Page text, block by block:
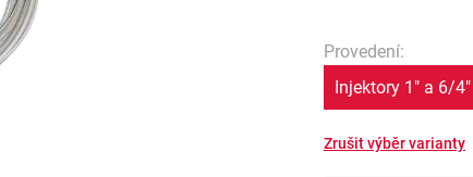
Provedení:
Injektory 1" a 6/4"